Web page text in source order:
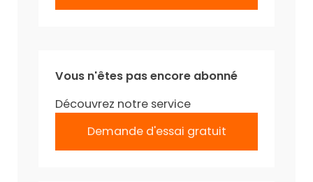
Vous n'êtes pas encore abonné
Découvrez notre service
Demande d'essai gratuit